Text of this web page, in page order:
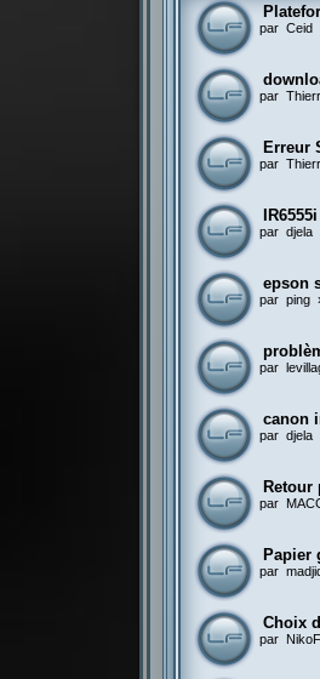
par Ceid
par
Erreur
par
IR6555i
par djela
epson
par ping
par
canon
par djela
Retour
par
Papier
par
Choix
par